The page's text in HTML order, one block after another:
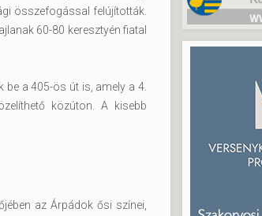
összefogással felújították.
60-80 keresztyén fiatal
a 405-ös út is, amely a 4.
közúton. A kisebb
az Árpádok ősi színei,